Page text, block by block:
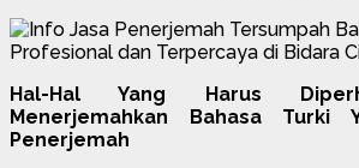
Hal-Hal Yang Harus
Menerjemahkan Bahasa Turki
Penerjemah